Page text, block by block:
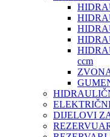
ccm
DIJELOVI